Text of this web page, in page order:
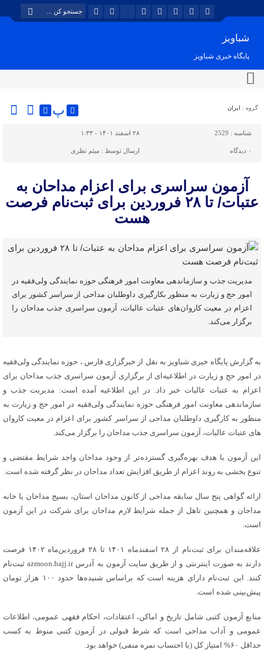
شباویز
پایگاه خبری شباویز
گروه : ایران پ
شناسه : 2529 ۲۸ اسفند ۱۴۰۱ - ۱:۳۳
۰ دیدگاه ارسال توسط : میثم نظری
آزمون سراسری برای اعزام مداحان به
عتبات/ تا ۲۸ فروردین برای ثبت‌نام فرصت
هست
مدیریت جذب و سازماندهی معاونت امور فرهنگی حوزه نمایندگی ولی‌فقیه در
امور حج و زیارت به منظور بکارگیری داوطلبان مداحی از سراسر کشور برای
اعزام در معیت کاروان‌های عتبات عالیات، آزمون سراسری جذب مداحان را
برگزار می‌کند.
به گزارش پایگاه خبری شباویز به نقل از خبرگزاری فارس ، حوزه نمایندگی ولی‌فقیه
در امور حج و زیارت در اطلاعیه‌ای از برگزاری آزمون سراسری جذب مداحان برای
اعزام به عتبات عالیات خبر داد. در این اطلاعیه آمده است: مدیریت جذب و
سازماندهی معاونت امور فرهنگی حوزه نمایندگی ولی‌فقیه در امور حج و زیارت به
منظور به کارگیری داوطلبان مداحی از سراسر کشور برای اعزام در معیت کاروان
های عتبات عالیات، آزمون سراسری جذب مداحان را برگزار می‌کند.
این آزمون با هدف بهره‌گیری گسترده‌تر از وجود مداحان واجد شرایط مقتضی و
تنوع بخشی به روند اعزام از طریق افزایش تعداد مداحان در نظر گرفته شده است.
ارائه گواهی پنج سال سابقه مداحی از کانون مداحان استان، بسیج مداحان یا خانه
مداحان و همچنین تاهل از جمله شرایط لازم مداحان برای شرکت در این آزمون
است.
علاقه‌مندان برای ثبت‌نام از ۲۸ اسفندماه ۱۴۰۱ تا ۲۸ فروردین‌ماه ۱۴۰۲ فرصت
دارند به صورت اینترنتی و از طریق سایت آزمون به آدرس azmoon.hajj.ir ثبت‌نام
کنند. این ثبت‌نام دارای هزینه است که براساس شنیده‌ها حدود ۱۰۰ هزار تومان
پیش‌بینی شده است.
منابع آزمون کتبی شامل تاریخ و اماکن، اعتقادات، احکام فقهی عمومی، اطلاعات
عمومی و آداب مداحی است که شرط قبولی در آزمون کتبی منوط به کسب
حداقل ۶۰% امتیاز کل (با احتساب نمره منفی) خواهد بود.